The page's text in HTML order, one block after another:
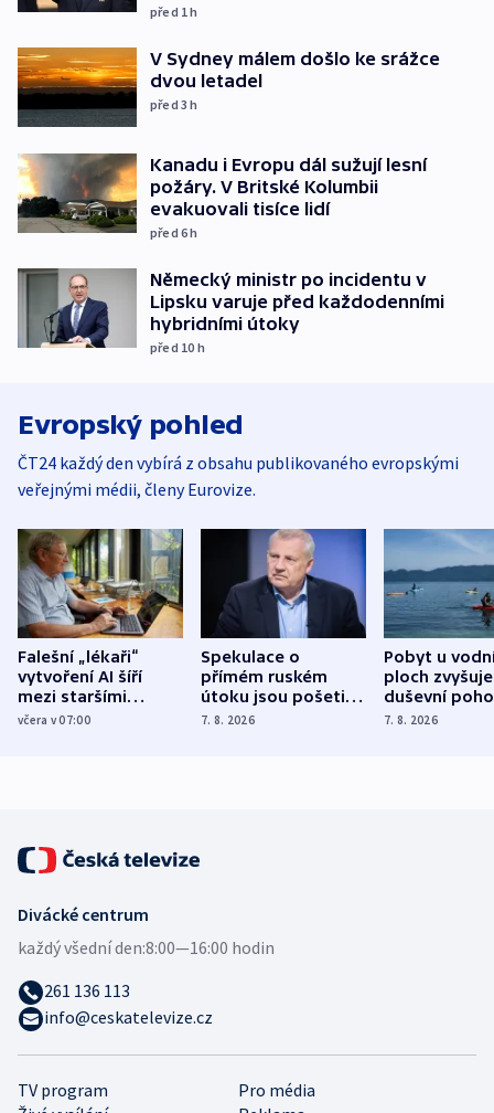
před 1h
V Sydney málem došlo ke srážce
dvou letadel
před 3h
Kanadu i Evropu dál sužují lesní
požáry. V Britské Kolumbii
evakuovali tisíce lidí
před 6h
Německý ministr po incidentu v
Lipsku varuje před každodenními
hybridními útoky
před 10 h
Evropský pohled
ČT24 každý den vybírá z obsahu publikovaného evropskými
veřejnými médii, členy Eurovize.
Falešní „lékaři“
vytvoření AI šíří
mezi staršími
Poláky nebezpečné
včera v 07:00
Spekulace o
přímém ruském
útoku jsou pošetilé,
míní estonský
7. 8. 2026
Pobyt u
ploch zvyšuje
duševní
ukázala
7. 8. 2026
TV program
Pro média
Divácké centrum
každý všední den:8:00—16:00 hodin
261 136 113
info@ceskatelevize.cz